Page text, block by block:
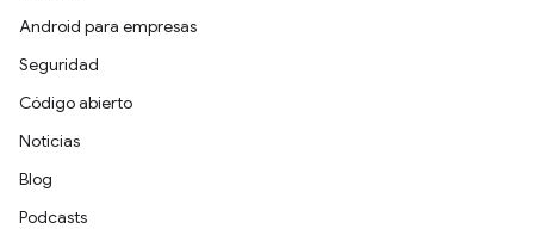
Android para empresas
Seguridad
Código abierto
Noticias
Blog
Podcasts